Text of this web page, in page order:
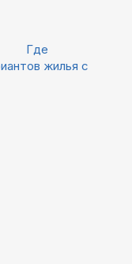
Где
жилья с